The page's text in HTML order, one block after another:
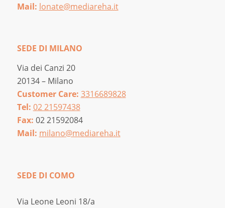
Mail: lonate@mediareha.it
SEDE DI MILANO
Via dei Canzi 20
20134 – Milano
Customer Care: 3316689828
Tel: 02 21597438
Fax: 02 21592084
Mail: milano@mediareha.it
SEDE DI COMO
Via Leone Leoni 18/a